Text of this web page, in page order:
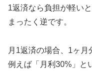
1返済なら負担が軽い
まったく逆です。
月1返済の場合、1ヶ月
例えば「月利30%」と